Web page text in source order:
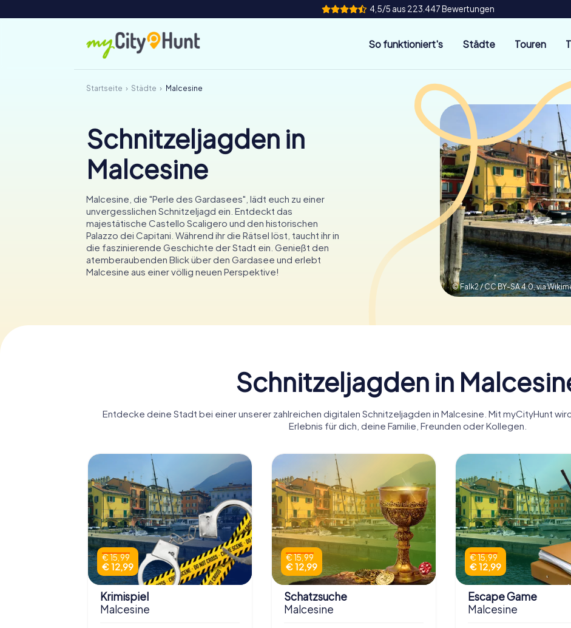
4,5/5 aus 223.447 Bewertungen
So funktioniert's Städte Touren
Startseite Städte Malcesine
Schnitzeljagden in
Malcesine
Malcesine, die "Perle des Gardasees", lädt euch zu einer
unvergesslichen Schnitzeljagd ein. Entdeckt das
majestätische Castello Scaligero und den historischen
Palazzo dei Capitani. Während ihr die Rätsel löst, taucht ihr in
die faszinierende Geschichte der Stadt ein. Genießt den
atemberaubenden Blick über den Gardasee und erlebt
Malcesine aus einer völlig neuen Perspektive!
© Falk2 / CC BY-SA 4.0, via
Schnitzeljagden in
Entdecke deine Stadt bei einer unserer zahlreichen digitalen Schnitzeljagden in Malcesine. Mit myCityHunt
Erlebnis für dich, deine Familie, Freunden oder Kollegen.
€ 15,99
€ 12,99
Krimispiel
Malcesine
€ 15,99
€ 12,99
Schatzsuche
Malcesine
€ 15,99
€ 12,99
Escape Game
Malcesine